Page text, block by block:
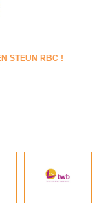
STEUN RBC !